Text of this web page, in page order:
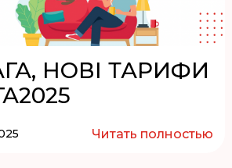
НОВІ ТАРИФИ
Читать полностью